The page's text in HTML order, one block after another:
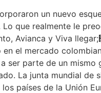
un nuevo
que realmente le
Avianca y Viva
el mercado
ser parte de un
La junta mundial
países de la Unión